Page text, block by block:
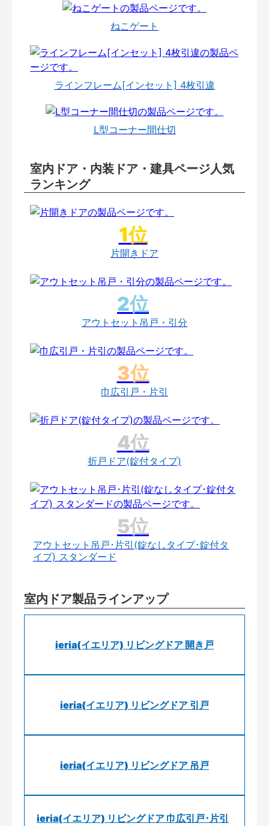
ねこゲート
ラインフレーム[インセット] 4枚引違
L型コーナー間仕切
室内ドア・内装ドア・建具ページ人気
ランキング
片開きドア
アウトセット吊戸・引分
巾広引戸・片引
折戸ドア(錠付タイプ)
アウトセット吊戸･片引(錠なしタイプ･錠付タ
イプ) スタンダード
室内ドア製品ラインアップ
ieria(イエリア) リビングドア 開き戸
ieria(イエリア) リビングドア 引戸
ieria(イエリア) リビングドア 吊戸
ieria(イエリア) リビングドア 巾広引戸･片引